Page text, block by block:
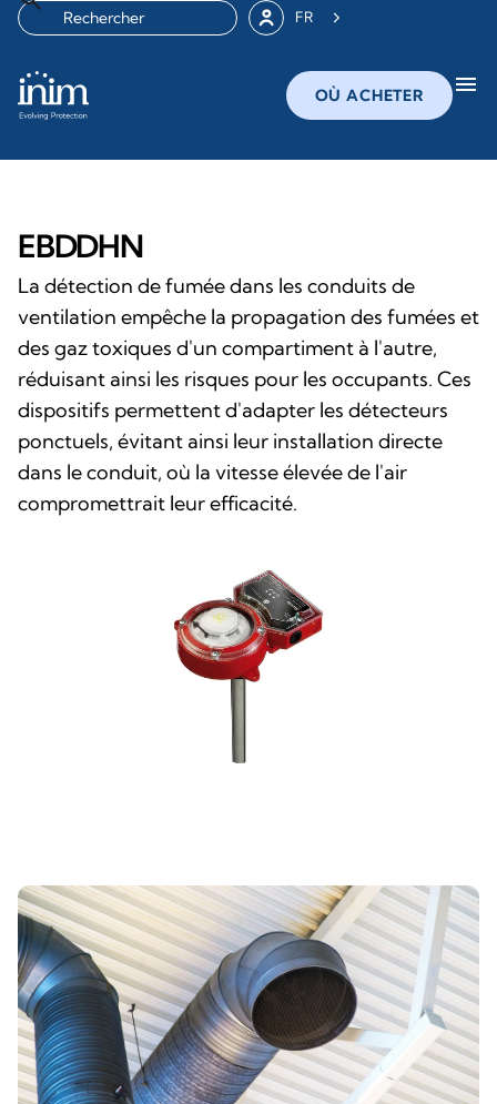
FR
OÙ ACHETER menu
EBDDHN
La détection de fumée dans les conduits de
ventilation empêche la propagation des fumées et
des gaz toxiques d'un compartiment à l'autre,
réduisant ainsi les risques pour les occupants. Ces
dispositifs permettent d'adapter les détecteurs
ponctuels, évitant ainsi leur installation directe
dans le conduit, où la vitesse élevée de l'air
compromettrait leur efficacité.